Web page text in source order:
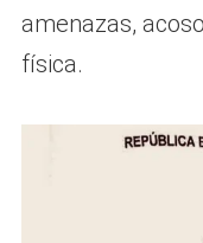
amenazas,
física.